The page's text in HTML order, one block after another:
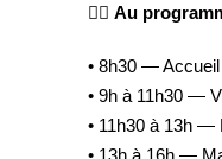
🧘‍♀️ Au
• 8h30 — Accueil
• 9h à 11h30 —
• 11h30 à 13h —
• 13h à 16h —